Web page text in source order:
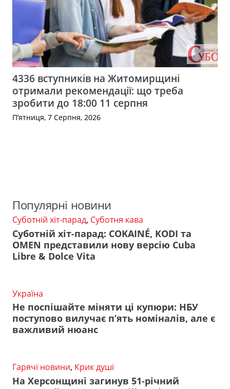
4336 вступників на Житомирщині
отримали рекомендації: що треба
зробити до 18:00 11 серпня
П’ятниця, 7 Серпня, 2026
Популярні новини
Суботній хіт-парад, Суботня кава
Суботній хіт-парад: COKAINÉ, KODI та
OMEN представили нову версію Cuba
Libre & Dolce Vita
Україна
Не поспішайте міняти ці купюри: НБУ
поступово вилучає п’ять номіналів, але є
важливий нюанс
Гарячі новини, Крик душі
На Херсонщині загинув 51-річний